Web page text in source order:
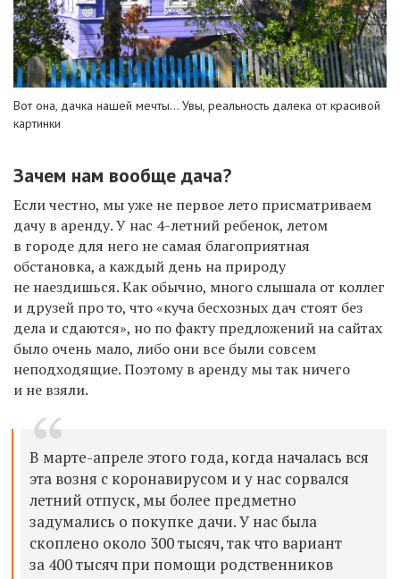
Вот она, дачка нашей мечты... Увы, реальность далека от красивой
картинки
Зачем нам вообще дача?
Если честно, мы уже не первое лето присматриваем
дачу в аренду. У нас 4-летний ребенок, летом
в городе для него не самая благоприятная
обстановка, а каждый день на природу
не наездишься. Как обычно, много слышала от коллег
и друзей про то, что «куча бесхозных дач стоят без
дела и сдаются», но по факту предложений на сайтах
было очень мало, либо они все были совсем
неподходящие. Поэтому в аренду мы так ничего
и не взяли.
В марте-апреле этого года, когда началась вся
эта возня с коронавирусом и у нас сорвался
летний отпуск, мы более предметно
задумались о покупке дачи. У нас была
скоплено около 300 тысяч, так что вариант
за 400 тысяч при помощи родственников